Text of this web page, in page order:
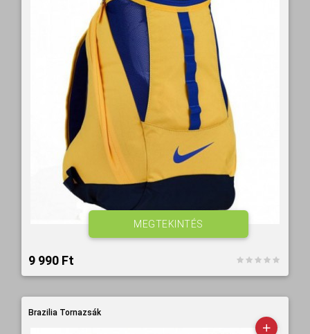
9 990 Ft‎
MEGTEKINTÉS
Brazilia Tornazsák